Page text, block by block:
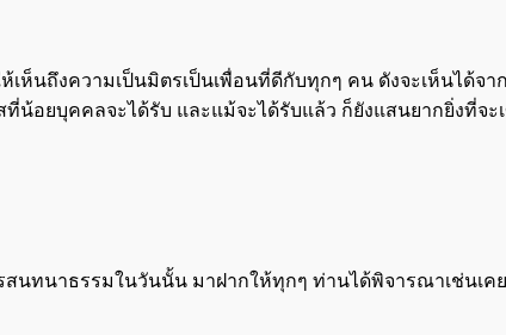
ห็นถึงความเป็นมิตรเป็นเพื่อนที่ดีกับทุกๆ คน ดังจะเห็นได้
น้อยบุคคลจะได้รับ และแม้จะได้รับแล้ว ก็ยังแสนยากยิ่งที่จะ
นทนาธรรมในวันนั้น มาฝากให้ทุกๆ ท่านได้พิจารณาเช่นเค